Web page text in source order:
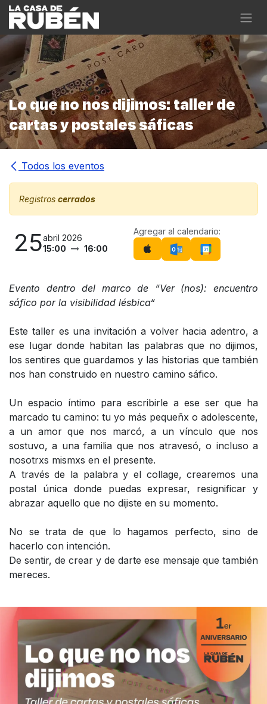
Ir al contenido
Lo que no nos dijimos: taller de
cartas y postales sáficas
Todos los eventos
Registros cerrados
25abril 2026
15:00
16:00
Agregar al calendario:
Evento dentro del marco de “Ver (nos): encuentro
sáfico por la visibilidad lésbica“
Este taller es una invitación a volver hacia adentro, a
ese lugar donde habitan las palabras que no dijimos,
los sentires que guardamos y las historias que también
nos han construido en nuestro camino sáfico.
Un espacio íntimo para escribirle a ese ser que ha
marcado tu camino: tu yo más pequeñx o adolescente,
a un amor que nos marcó, a un vínculo que nos
sostuvo, a una familia que nos atravesó, o incluso a
nosotrxs mismxs en el presente.
A través de la palabra y el collage, crearemos una
postal única donde puedas expresar, resignificar y
abrazar aquello que no dijiste en su momento.
No se trata de que lo hagamos perfecto, sino de
hacerlo con intención.
De sentir, de crear y de darte ese mensaje que también
mereces.